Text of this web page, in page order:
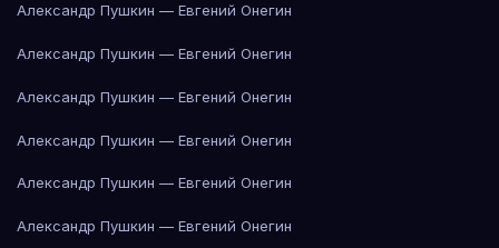
Александр Пушкин — Евгений Онегин
Александр Пушкин — Евгений Онегин
Александр Пушкин — Евгений Онегин
Александр Пушкин — Евгений Онегин
Александр Пушкин — Евгений Онегин
Александр Пушкин — Евгений Онегин